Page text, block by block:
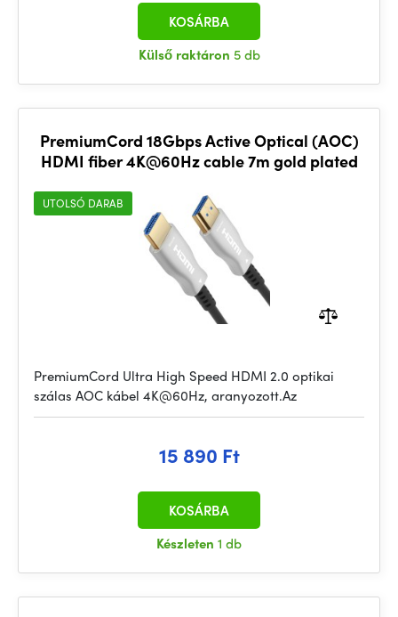
Külső raktáron 5 db
KOSÁRBA
PremiumCord 18Gbps Active Optical (AOC)
HDMI fiber 4K@60Hz cable 7m gold plated
UTOLSÓ DARAB
PremiumCord Ultra High Speed HDMI 2.0 optikai
szálas AOC kábel 4K@60Hz, aranyozott.Az
15 890 Ft
Készleten 1 db
KOSÁRBA